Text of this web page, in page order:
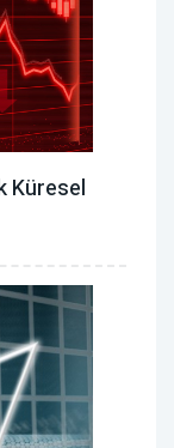
Küresel